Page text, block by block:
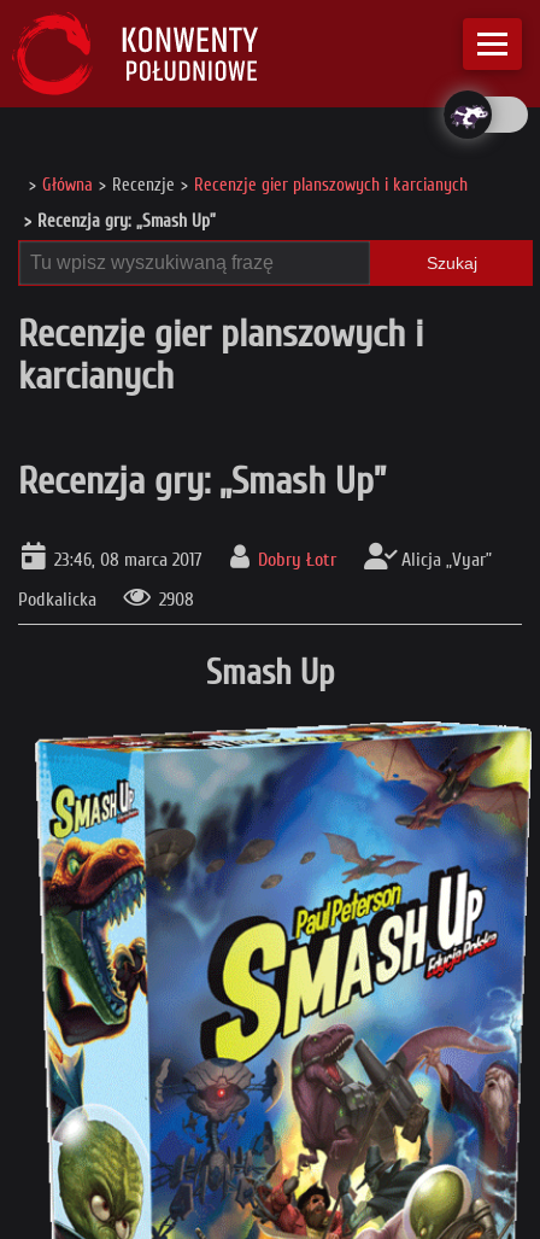
Główna Recenzje
Recenzje gier planszowych i karcianych
Recenzja gry: „Smash Up”
Szukaj
Recenzje gier planszowych i
karcianych
Recenzja gry: „Smash Up”
23:46, 08 marca 2017 Dobry Łotr
Alicja „Vyar”
Podkalicka
2908
Smash Up